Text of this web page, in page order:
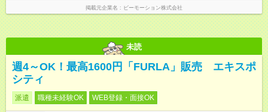
掲載元企業名 ビーモーション株式会社
未読
週4～OK！最高1600円「FURLA」販売 エキスポ
シティ
派遣 職種未経験OK WEB登録・面接OK